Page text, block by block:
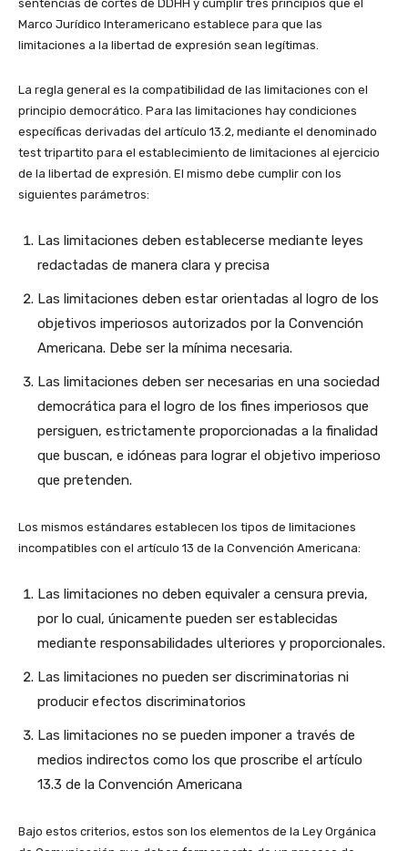
sentencias de cortes de DDHH y cumplir tres principios que el
Marco Jurídico Interamericano establece para que las
limitaciones a la libertad de expresión sean legítimas.
La regla general es la compatibilidad de las limitaciones con el
principio democrático. Para las limitaciones hay condiciones
específicas derivadas del artículo 13.2, mediante el denominado
test tripartito para el establecimiento de limitaciones al ejercicio
de la libertad de expresión. El mismo debe cumplir con los
siguientes parámetros:
Las limitaciones deben establecerse mediante leyes
redactadas de manera clara y precisa
Las limitaciones deben estar orientadas al logro de los
objetivos imperiosos autorizados por la Convención
Americana. Debe ser la mínima necesaria.
Las limitaciones deben ser necesarias en una sociedad
democrática para el logro de los fines imperiosos que
persiguen, estrictamente proporcionadas a la finalidad
que buscan, e idóneas para lograr el objetivo imperioso
que pretenden.
Los mismos estándares establecen los tipos de limitaciones
incompatibles con el artículo 13 de la Convención Americana:
Las limitaciones no deben equivaler a censura previa,
por lo cual, únicamente pueden ser establecidas
mediante responsabilidades ulteriores y proporcionales.
Las limitaciones no pueden ser discriminatorias ni
producir efectos discriminatorios
Las limitaciones no se pueden imponer a través de
medios indirectos como los que proscribe el artículo
13.3 de la Convención Americana
Bajo estos criterios, estos son los elementos de la Ley Orgánica